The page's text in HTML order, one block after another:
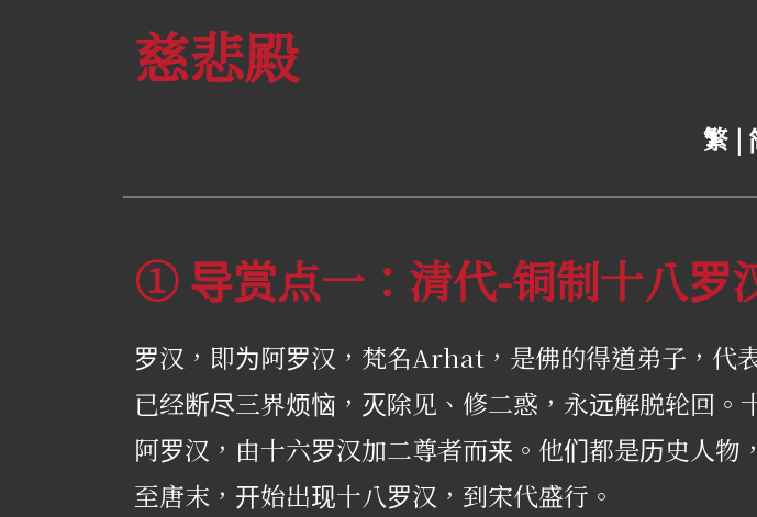
慈悲殿
繁 |
① 导赏点一：清代-铜制十八罗
罗汉，即为阿罗汉，梵名Arhat，是佛的得道弟子，代
已经断尽三界烦恼，灭除见、修二惑，永远解脱轮回
阿罗汉，由十六罗汉加二尊者而来。他们都是历史人物
至唐末，开始出现十八罗汉，到宋代盛行。